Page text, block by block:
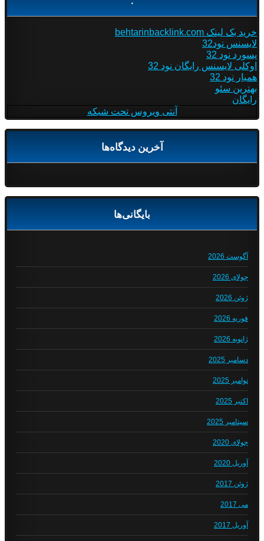
خرید بک لینک behtarinbacklink.com
لایسنس نود32
پسورد نود 32
اوکلی لایسنس رایگان نود 32
همیار نود 32
بهترین سئو
رایگان
آنتی ویروس تحت شبکه
آخرین دیدگاه‌ها
بایگانی‌ها
آگوست 2026
جولای 2026
ژوئن 2026
فوریه 2026
ژانویه 2026
دسامبر 2025
نوامبر 2025
اکتبر 2025
سپتامبر 2025
جولای 2020
آوریل 2020
ژوئن 2017
می 2017
آوریل 2017